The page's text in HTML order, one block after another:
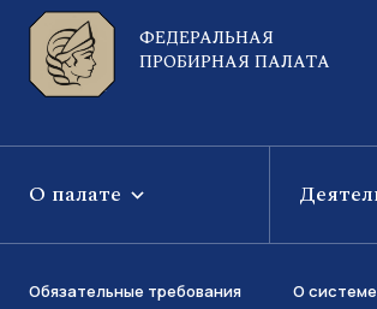
ФЕДЕРАЛЬНАЯ
ПРОБИРНАЯ ПАЛАТА
О палате
Обязательные требования О